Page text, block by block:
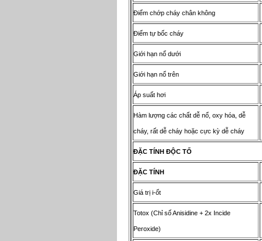
Điểm chớp cháy chân không
Điểm tự bốc cháy
Giới hạn nổ dưới
Giới hạn nổ trên
Áp suất hơi
Hàm lượng các chất dễ nổ, oxy hóa, dễ
cháy, rất dễ cháy hoặc cực kỳ dễ cháy
ĐẶC T NH ĐỘC TỐ
ĐẶC T NH
Giá trị i-ốt
Totox (Chỉ số Anisidine + 2x Incide
Peroxide)